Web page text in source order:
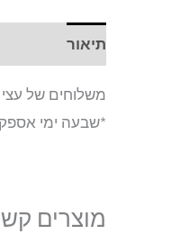
תיאור
משלוחים של
*שבעה ימי
מוצרים